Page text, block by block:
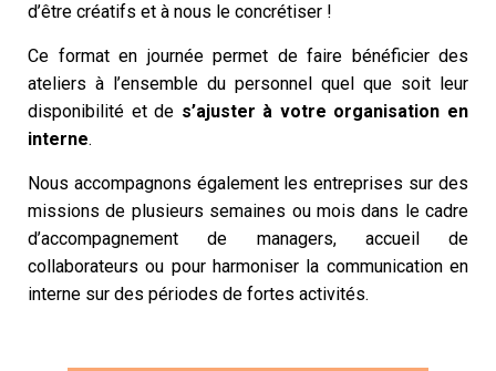
d’être créatifs et à nous le concrétiser !
Ce format en journée permet de faire bénéficier des
ateliers à l’ensemble du personnel quel que soit leur
disponibilité et de s’ajuster à votre organisation en
interne.
Nous accompagnons également les entreprises sur des
missions de plusieurs semaines ou mois dans le cadre
d’accompagnement de managers, accueil de
collaborateurs ou pour harmoniser la communication en
interne sur des périodes de fortes activités.